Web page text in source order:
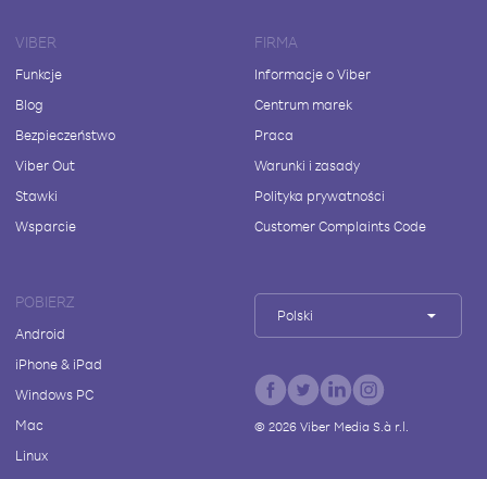
VIBER
Funkcje
Blog
Bezpieczeństwo
Viber Out
Stawki
Wsparcie
FIRMA
Informacje o Viber
Centrum marek
Praca
Warunki i zasady
Polityka prywatności
Customer Complaints Code
POBIERZ
Android
iPhone & iPad
Windows PC
Mac
Linux
Polski
© 2026Viber Media S.à r.l.